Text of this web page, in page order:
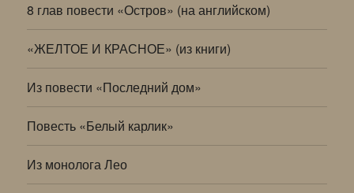
8 глав повести «Остров» (на английском)
«ЖЕЛТОЕ И КРАСНОЕ» (из книги)
Из повести «Последний дом»
Повесть «Белый карлик»
Из монолога Лео